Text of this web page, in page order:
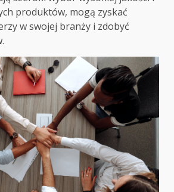
produktów, mogą zyskać
w swojej branży i zdobyć